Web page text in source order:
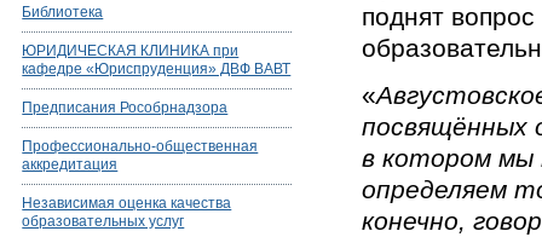
Библиотека
ЮРИДИЧЕСКАЯ КЛИНИКА при
кафедре «Юриспруденция» ДВФ ВАВТ
Предписания Рособрнадзора
Профессионально-общественная
аккредитация
Независимая оценка качества
образовательных услуг
поднят
«
посвящённых
в котором мы
определяем
конечно,